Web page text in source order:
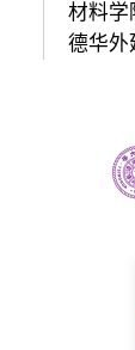
材料学
德华外